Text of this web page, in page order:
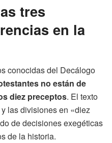
tres
en la
conocidas del Decálogo
no están de
diez preceptos. El texto
las divisiones en «diez
de decisiones exegéticas
de la historia.